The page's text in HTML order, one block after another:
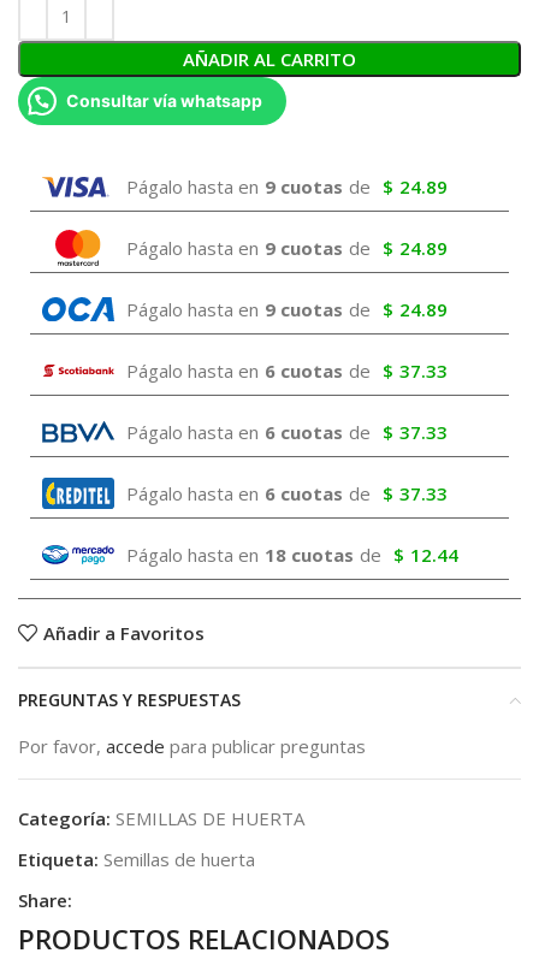
AÑADIR AL CARRITO
Consultar vía whatsapp
Págalo hasta en 9 cuotas de $ 24.89
Págalo hasta en 9 cuotas de $ 24.89
Págalo hasta en 9 cuotas de $ 24.89
Págalo hasta en 6 cuotas de $ 37.33
Págalo hasta en 6 cuotas de $ 37.33
Págalo hasta en 6 cuotas de $ 37.33
Págalo hasta en 18 cuotas de $ 12.44
Añadir a Favoritos
PREGUNTAS Y RESPUESTAS
Por favor, accede para publicar preguntas
Categoría: SEMILLAS DE HUERTA
Etiqueta: Semillas de huerta
Share:
PRODUCTOS RELACIONADOS